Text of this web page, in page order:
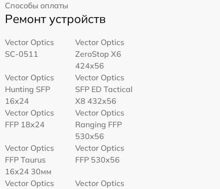
Способы оплаты
Ремонт устройств
Vector Optics
SC-0511
Vector Optics
ZeroStop X6
424x56
Vector Optics
Hunting SFP
16x24
Vector Optics
SFP ED Tactical
X8 432x56
Vector Optics
FFP 18x24
Vector Optics
Ranging FFP
530x56
Vector Optics
FFP Taurus
16x24 30мм
Vector Optics
FFP 530x56
Vector Optics
Vector Optics